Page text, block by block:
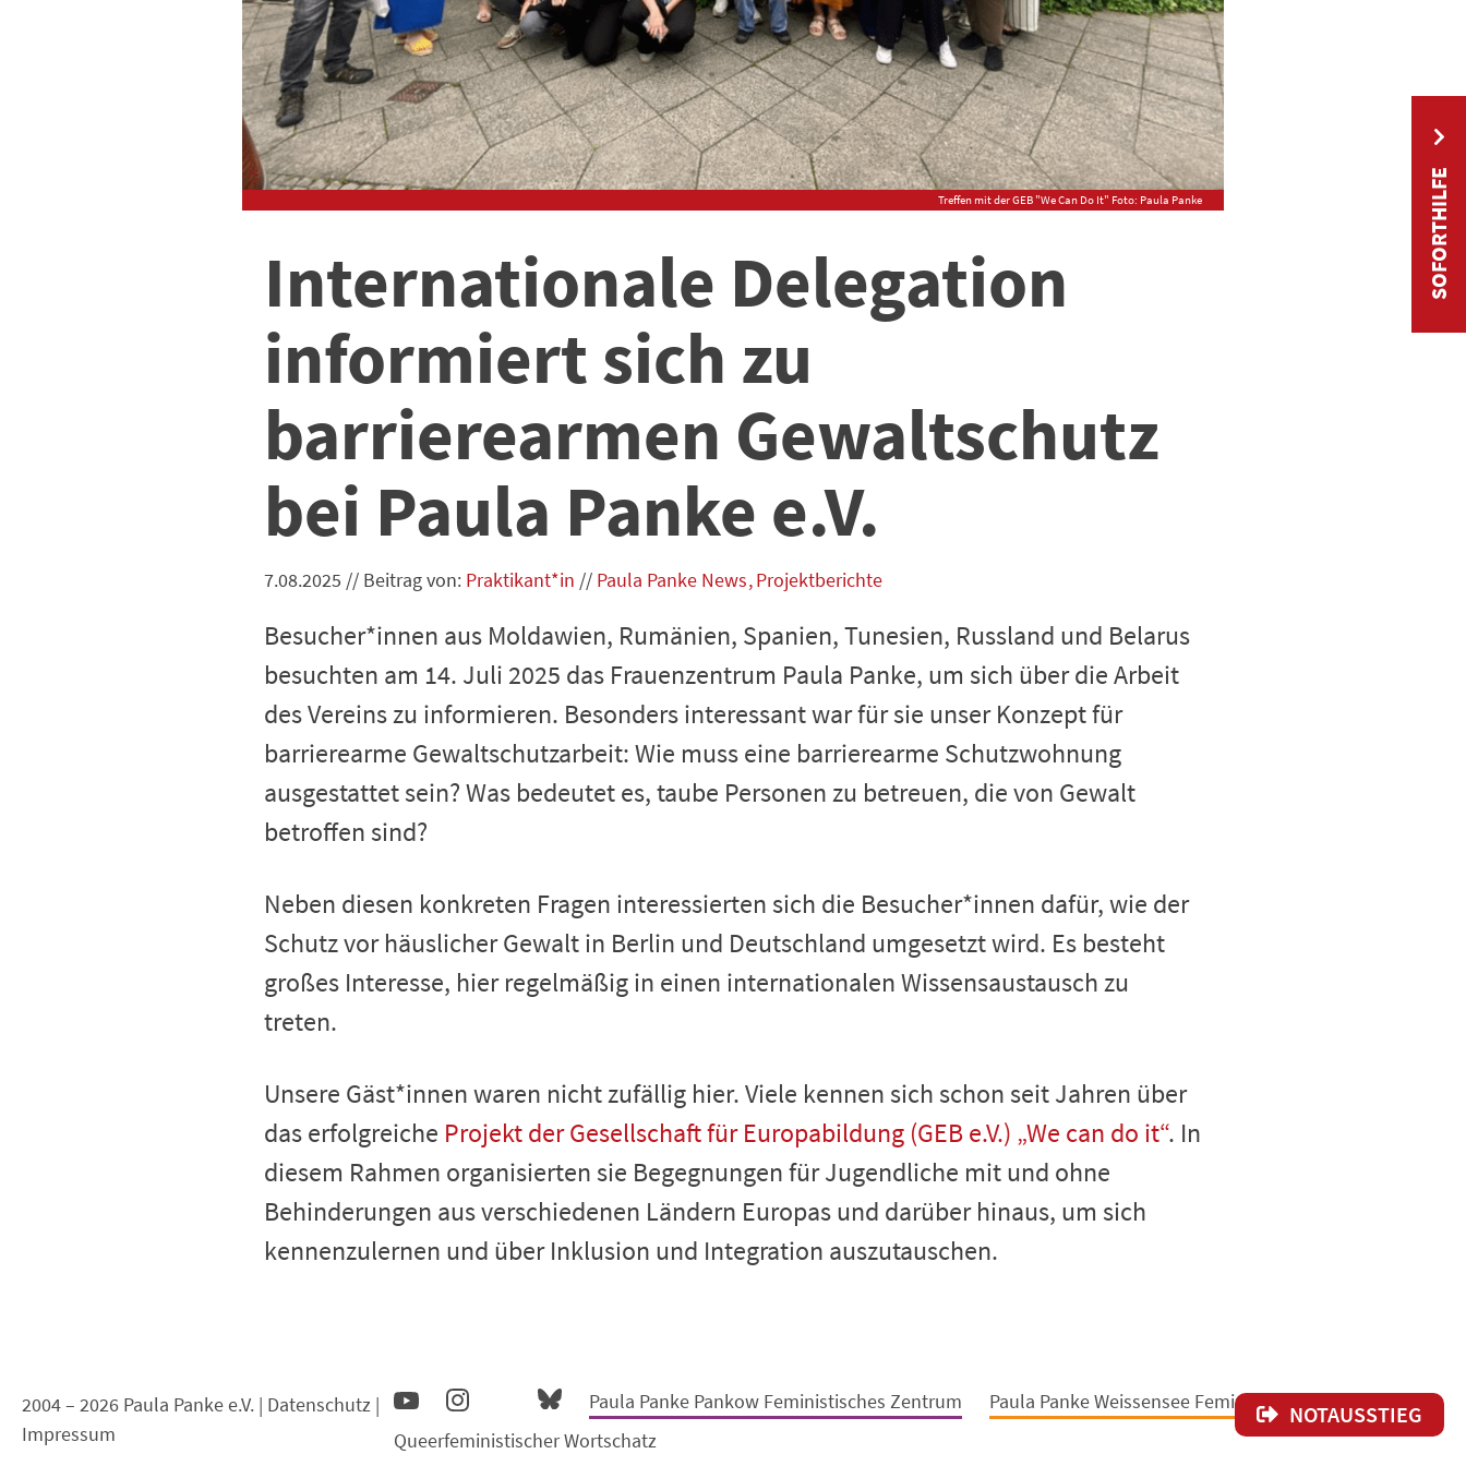
NOTAUSSTIEG
Treffen mit der GEB "We Can Do It" Foto: Paula Panke
Internationale Delegation
informiert sich zu
barrierearmen Gewaltschutz
bei Paula Panke e.V.
7.08.2025 // Beitrag von: Praktikant*in // Paula Panke News Projektberichte
Besucher*innen aus Moldawien, Rumänien, Spanien, Tunesien, Russland und Belarus
besuchten am 14. Juli 2025 das Frauenzentrum Paula Panke, um sich über die Arbeit
des Vereins zu informieren. Besonders interessant war für sie unser Konzept für
barrierearme Gewaltschutzarbeit: Wie muss eine barrierearme Schutzwohnung
ausgestattet sein? Was bedeutet es, taube Personen zu betreuen, die von Gewalt
betroffen sind?
Neben diesen konkreten Fragen interessierten sich die Besucher*innen dafür, wie der
Schutz vor häuslicher Gewalt in Berlin und Deutschland umgesetzt wird. Es besteht
großes Interesse, hier regelmäßig in einen internationalen Wissensaustausch zu
treten.
Unsere Gäst*innen waren nicht zufällig hier. Viele kennen sich schon seit Jahren über
das erfolgreiche Projekt der Gesellschaft für Europabildung (GEB e.V.) „We can do it“. In
diesem Rahmen organisierten sie Begegnungen für Jugendliche mit und ohne
Behinderungen aus verschiedenen Ländern Europas und darüber hinaus, um sich
kennenzulernen und über Inklusion und Integration auszutauschen.
2004 – 2026 Paula Panke e.V. | Datenschutz |
Impressum
Paula Panke Pankow Feministisches Zentrum
Paula Panke Weissensee Feministisches Zentrum
Queerfeministischer Wortschatz
SOFORTHILFE